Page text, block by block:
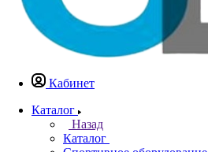
Кабинет
Каталог
Назад
Каталог